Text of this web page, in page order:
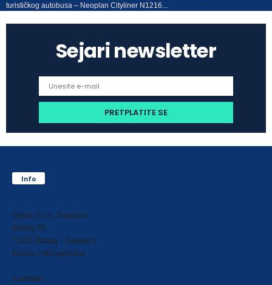
turističkog autobusa – Neoplan Cityliner N1216...
Sejari newsletter
Info
Sejari d.o.o. Sarajevo
Blažuj 78,
71215 Blažuj - Sarajevo
Bosna i Hercegovina
Centrala: